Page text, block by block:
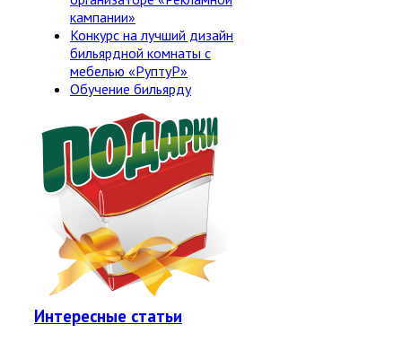
кампании»
Конкурс на лучший дизайн
бильярдной комнаты с
мебелью «РуптуР»
Обучение бильярду
Интересные статьи